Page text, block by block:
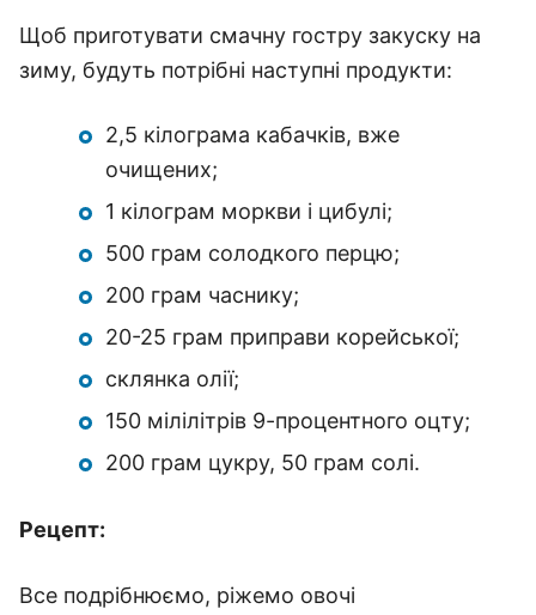
Щоб приготувати смачну гостру закуску на
зиму, будуть потрібні наступні продукти:
2,5 кілограма кабачків, вже
очищених;
1 кілограм моркви і цибулі;
500 грам солодкого перцю;
200 грам часнику;
20-25 грам приправи корейської;
склянка олії;
150 мілілітрів 9-процентного оцту;
200 грам цукру, 50 грам солі.
Рецепт:
Все подрібнюємо, ріжемо овочі